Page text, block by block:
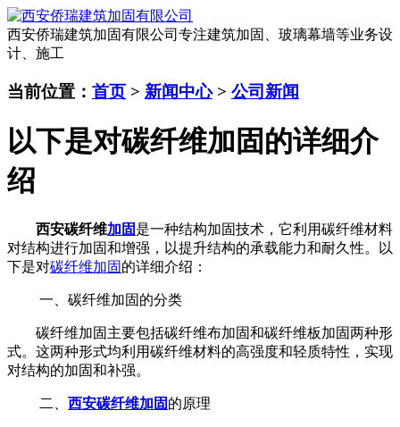
西安侨瑞建筑加固有限公司 专注建筑加固、玻璃幕墙等业务设
计、施工
当前位置： 首页 > 新闻中心> 公司新闻
以下是对碳纤维加固的详细介
绍
西安碳纤维加固是一种结构加固技术，它利用碳纤维材料
对结构进行加固和增强，以提升结构的承载能力和耐久性。以
下是对碳纤维加固 的详细介绍：
一、碳纤维加固的分类
碳纤维加固主要包括碳纤维布加固和碳纤维板加固两种形
式。这两种形式均利用碳纤维材料的高强度和轻质特性，实现
对结构的加固和补强。
二、 西安碳纤维加固的原理